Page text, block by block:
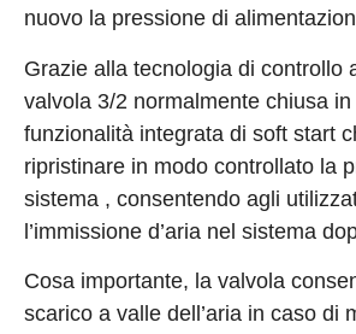
nuovo la pressione di
Grazie alla tecnologia di controllo
valvola 3/2 normalmente chiusa
funzionalità integrata di soft start
ripristinare in modo controllato la
sistema , consentendo agli
l’immissione d’aria nel sistema
Cosa importante, la valvola
scarico a valle dell’aria in caso di